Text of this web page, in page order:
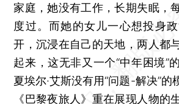
家庭，她没有工作，长期失眠，
度过。而她的女儿一心想投身
开，沉浸在自己的天地，两人都
起来，这无非又一个“中年困境”
夏埃尔·艾斯没有用“问题-解决”的
《巴黎夜旅人》重在展现人物的